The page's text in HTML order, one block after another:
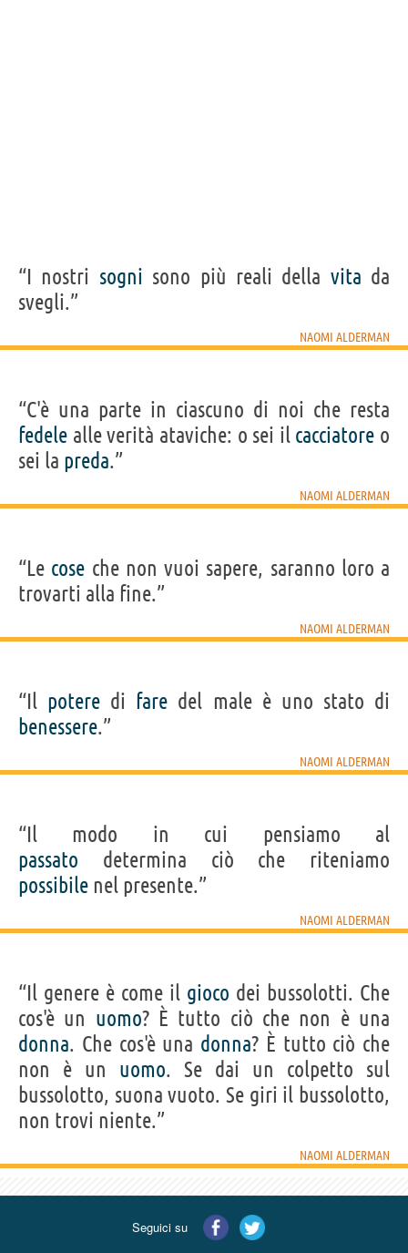
“I nostri sogni sono più reali della vita da
svegli.”
NAOMI ALDERMAN
“C'è una parte in ciascuno di noi che resta
fedele alle verità ataviche: o sei il cacciatore o
sei la preda.”
NAOMI ALDERMAN
“Le cose che non vuoi sapere, saranno loro a
trovarti alla fine.”
NAOMI ALDERMAN
“Il potere di fare del male è uno stato di
benessere.”
NAOMI ALDERMAN
“Il modo in cui pensiamo al
passato determina ciò che riteniamo
possibile nel presente.”
NAOMI ALDERMAN
“Il genere è come il gioco dei bussolotti. Che
cos'è un uomo? È tutto ciò che non è una
donna. Che cos'è una donna? È tutto ciò che
non è un uomo. Se dai un colpetto sul
bussolotto, suona vuoto. Se giri il bussolotto,
non trovi niente.”
NAOMI ALDERMAN
Seguici su